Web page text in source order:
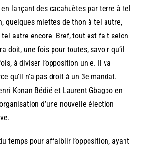
lançant des cacahuètes par terre à tel
quelques miettes de thon à tel autre,
autre encore. Bref, tout est fait selon
doit, une fois pour toutes, savoir qu’il
à diviser l’opposition unie. Il va
qu’il n’a pas droit à un 3e mandat.
Konan Bédié et Laurent Gbagbo en
d’une nouvelle élection
temps pour affaiblir l’opposition, ayant